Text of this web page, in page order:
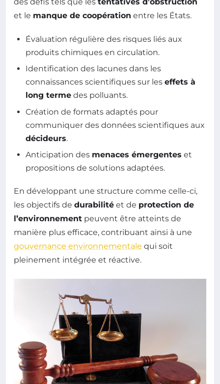
et le manque de coopération entre les États.
Évaluation régulière des risques liés aux
produits chimiques en circulation.
Identification des lacunes dans les
connaissances scientifiques sur les effets à
long terme des polluants.
Création de formats adaptés pour
communiquer des données scientifiques aux
décideurs.
Anticipation des menaces émergentes et
propositions de solutions adaptées.
En développant une structure comme celle-ci,
les objectifs de durabilité et de protection de
l’environnement peuvent être atteints de
manière plus efficace, contribuant ainsi à une
gouvernance environnementale qui soit
pleinement intégrée et réactive.